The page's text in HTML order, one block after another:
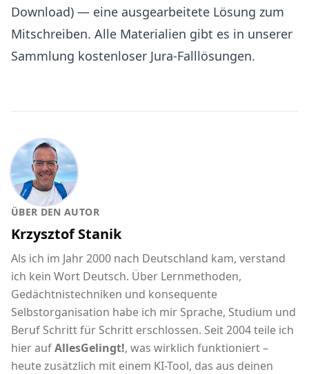
Download) — eine ausgearbeitete Lösung zum
Mitschreiben. Alle Materialien gibt es in unserer
Sammlung kostenloser Jura-Falllösungen.
ÜBER DEN AUTOR
Krzysztof Stanik
Als ich im Jahr 2000 nach Deutschland kam, verstand
ich kein Wort Deutsch. Über Lernmethoden,
Gedächtnistechniken und konsequente
Selbstorganisation habe ich mir Sprache, Studium und
Beruf Schritt für Schritt erschlossen. Seit 2004 teile ich
hier aufAllesGelingt!, was wirklich funktioniert –
heute zusätzlich mit einem KI-Tool, das aus deinen